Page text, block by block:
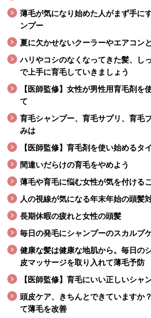
薄毛が気になり始めた人がまず手に
ンプー
夏に欠かせないクーラーやエアコン
ハリやコシのなくなってきた髪、し
で上手に育毛していきましょう
【医師監修】女性が男性用育毛剤を
て
育毛シャンプー、育毛サプリ、育毛
みは
【医師監修】育毛剤を使い始めるタ
間違いだらけの育毛をやめよう
薄毛や育毛に悩む女性が気を付ける
人の視線が気になる年末年始の頭髪
長期休暇の疲れと女性の頭髪
毎日の発毛にシャンプーのスカルプ
健康な髪は健康な地肌から。毎日の
皮マッサージを取り入れて薄毛予防
【医師監修】育毛にいい正しいシャ
頭皮ケア、きちんとできていますか
て薄毛を改善